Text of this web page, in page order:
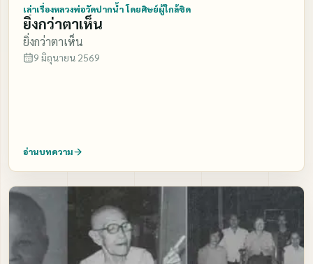
เค้าไม่ได้ กรวดน้ำให้ล่ะ มันก็บ่นทีเดียว เค้าไม่กรวดน้ำ ไม่
อุทิศให้กับเรา หรอกโว้ย เค้าไปนั่งคุยกันซะแล้ว หรือเค้าไป
ซะแล้ว เค้าไม่ทำ กัน เค้าไม่กรวดน้ำมาให้กับคนตายที่มา
คอยชะเง้อส่วนกุศล หรือ คอยชะเง้อกินอาหารของเค้า ก็บ่น
มนต์หรือเค้ามีงานที่วัดล่ะ ต้อง สอบให้หมดถ้าไม่สอบแล้ว
จะอดอยากซักแค่ไหน เราต้องสอบสวน ให้แน่นอนลงไป ตา
นี้เวลาเค้าทำบุญกันหรือเค้าสวดมนต์หรือ เค้ามีงานในวัด
เจ้าพวกผีพวกเปรตนั่นมันก็มากันล่ะ มันมา ชะเง้อรอบศาลา
เชียว แล้วมันก็ขึ้นไปดูกันบ้าง ถ้าคนเราไม่แล เห็นมันนี่ เดิน
เล่าเรื่องหลวงพ่อวัดปากน้ำ โดยศิษย์ผู้ใกล้ชิด
ยิ่งกว่าตาเห็น
ยิ่งกว่าตาเห็น
9 มิถุนายน 2569
อ่านบทความ